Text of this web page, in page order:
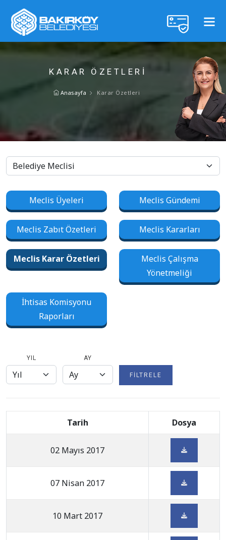
KARAR ÖZETLERI
Anasayfa Karar Özetleri
Meclis Üyeleri Meclis Gündemi
Meclis Zabıt Özetleri Meclis Kararları
Meclis Karar Özetleri
Meclis Çalışma
Yönetmeliği
İhtisas Komisyonu
Raporları
YIL AY
FILTRELE
Tarih Dosya
02 Mayıs 2017
07 Nisan 2017
10 Mart 2017